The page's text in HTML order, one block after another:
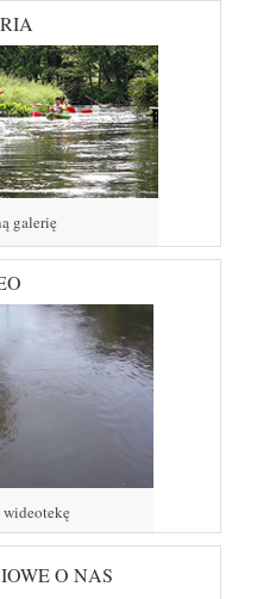
galerię
wideotekę
O NAS